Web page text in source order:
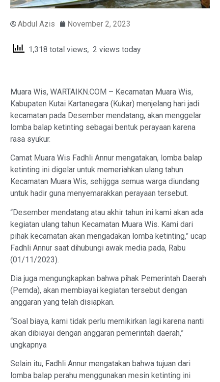
Abdul Azis November 2, 2023
1,318 total views, 2 views today
Muara Wis, WARTAIKN.COM – Kecamatan Muara Wis,
Kabupaten Kutai Kartanegara (Kukar) menjelang hari jadi
kecamatan pada Desember mendatang, akan menggelar
lomba balap ketinting sebagai bentuk perayaan karena
rasa syukur.
Camat Muara Wis Fadhli Annur mengatakan, lomba balap
ketinting ini digelar untuk memeriahkan ulang tahun
Kecamatan Muara Wis, sehijgga semua warga diundang
untuk hadir guna menyemarakkan perayaan tersebut.
“Desember mendatang atau akhir tahun ini kami akan ada
kegiatan ulang tahun Kecamatan Muara Wis. Kami dari
pihak kecamatan akan mengadakan lomba ketinting,” ucap
Fadhli Annur saat dihubungi awak media pada, Rabu
(01/11/2023).
Dia juga mengungkapkan bahwa pihak Pemerintah Daerah
(Pemda), akan membiayai kegiatan tersebut dengan
anggaran yang telah disiapkan.
“Soal biaya, kami tidak perlu memikirkan lagi karena nanti
akan dibiayai dengan anggaran pemerintah daerah,”
ungkapnya
Selain itu, Fadhli Annur mengatakan bahwa tujuan dari
lomba balap perahu menggunakan mesin ketinting ini